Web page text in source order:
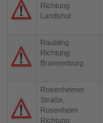
Richtung
Landshut
Raubling
Richtung
Brannenburg
Rosenheimer
Straße,
Rosenheim
Richtung